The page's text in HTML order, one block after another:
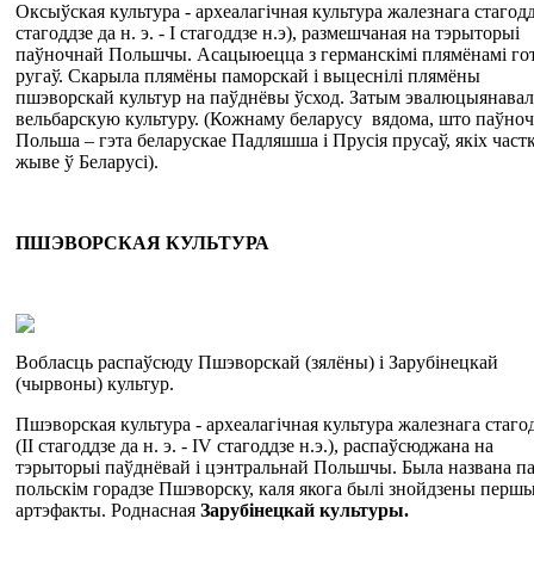
Оксыўская культура - археалагічная культура жалезнага
стагоддзе да н. э. - I стагоддзе н.э), размешчаная на тэрыторыі
паўночнай Польшчы. Асацыюецца з германскімі плямёнамі
ругаў. Скарыла плямёны паморскай і выцеснілі плямёны
пшэворскай культур на паўднёвы ўсход. Затым
вельбарскую культуру. (Кожнаму беларусу вядома, што
Польша – гэта беларускае Падляшша і Прусія прусаў, якіх
жыве ў Беларусі).
ПШЭВОРСКАЯ КУЛЬТУРА
Вобласць распаўсюду Пшэворскай (зялёны) і Зарубінецкай
(чырвоны) культур.
Пшэворская культура - археалагічная культура жалезнага
(II стагоддзе да н. э. - IV стагоддзе н.э.), распаўсюджана на
тэрыторыі паўднёвай і цэнтральнай Польшчы. Была названа па
польскім горадзе Пшэворску, каля якога былі знойдзены
артэфакты. Роднасная Зарубінецкай культуры.